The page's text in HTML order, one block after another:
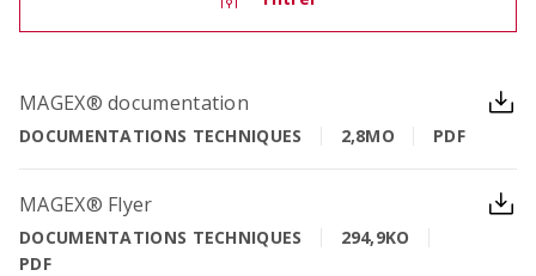
OCIMA – calcul de la durée de vie
Vérifier la durée de vie cible des ouvrages en
béton armé lors de la phase d’étude
MAGEX® documentation
DOCUMENTATIONS TECHNIQUES 2,8MO PDF
MAGEX® Flyer
DOCUMENTATIONS TECHNIQUES
294,9KO
PDF